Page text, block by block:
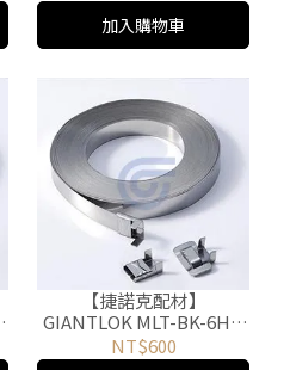
加入購物車
【捷諾克配材】
GIANTLOK MLT-BK-6HD
齒式不銹鋼扣 50PCS
NT$600